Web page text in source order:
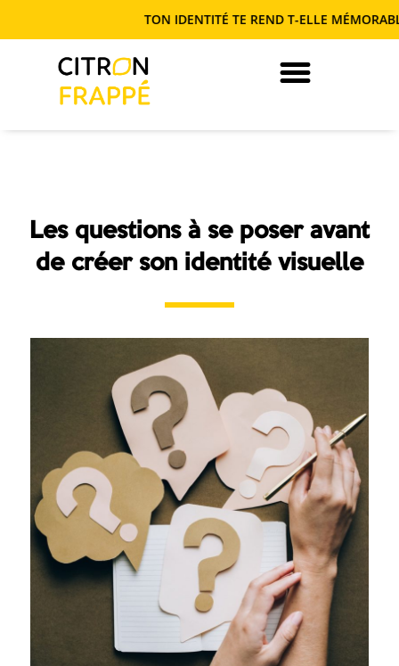
TON IDENTITÉ TE REND T-ELLE MÉMORABLE
Les questions à se poser avant
de créer son identité visuelle